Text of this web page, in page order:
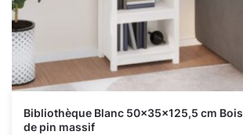
Bibliothèque Blanc 50x35x125,5 cm Bois
de pin massif